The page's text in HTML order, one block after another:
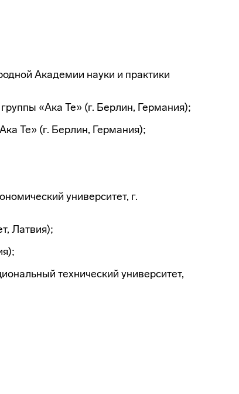
Академии науки и практики
«Ака Те» (г. Берлин, Германия);
Те» (г. Берлин, Германия);
университет, г.
Латвия);
технический университет,